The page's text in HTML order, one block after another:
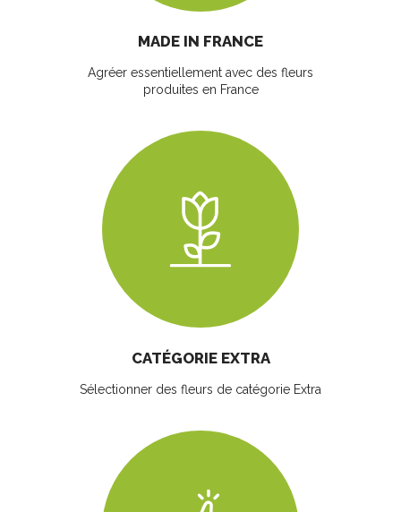
MADE IN FRANCE
Agréer essentiellement avec des fleurs
produites en France
CATÉGORIE EXTRA
Sélectionner des fleurs de catégorie Extra